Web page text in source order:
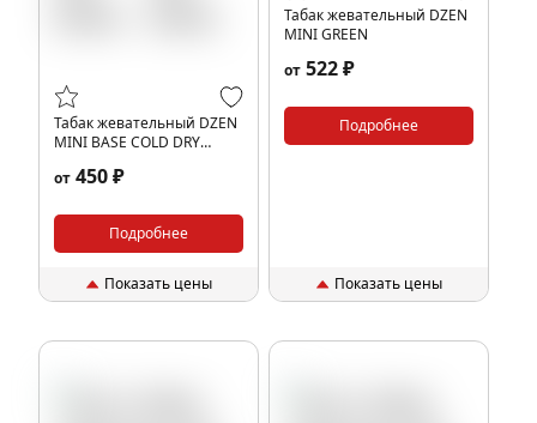
Табак жевательный DZEN
MINI BASE COLD DRY
от 450 ₽
Подробнее
Показать цены
Табак жевательный DZEN
MINI GREEN
от 522 ₽
Подробнее
Показать цены